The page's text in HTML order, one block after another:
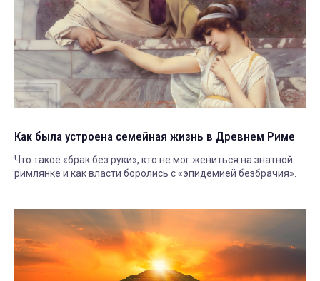
Как была устроена семейная жизнь в Древнем Риме
Что такое «брак без руки», кто не мог жениться на знатной
римлянке и как власти боролись с «эпидемией безбрачия».